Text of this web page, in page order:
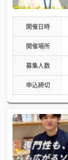
開催日時
開催場所
募集人数
申込締切